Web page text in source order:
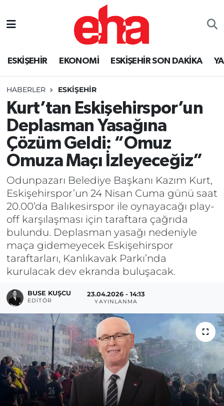
ESKİŞEHİR EKONOMİ ESKİŞEHİR SON DAKİKA
HABERLER ESKİŞEHİR
Kurt’tan Eskişehirspor’un
Deplasman Yasağına
Çözüm Geldi: “Omuz
Omuza Maçı İzleyeceğiz”
Odunpazarı Belediye Başkanı Kazım Kurt,
Eskişehirspor’un 24 Nisan Cuma günü saat
20.00’da Balıkesirspor ile oynayacağı play-
off karşılaşması için taraftara çağrıda
bulundu. Deplasman yasağı nedeniyle
maça gidemeyecek Eskişehirspor
taraftarları, Kanlıkavak Parkı’nda
kurulacak dev ekranda buluşacak.
BUSE KUŞCU
EDITÖR
23.04.2026 - 14:13
YAYINLANMA